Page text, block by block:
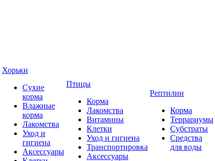
Хорьки
Сухие
корма
Влажные
корма
Лакомства
Уход и
гигиена
Аксессуары
Птицы
Корма
Лакомства
Витамины
Клетки
Уход и гигиена
Транспортировка
Аксессуары
Рептилии
Корма
Террариумы
Субстраты
Средства
для воды